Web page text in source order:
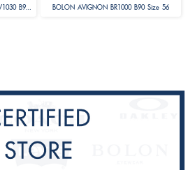
แว่นกันแดด BOLON INNSBRUCK BV1030 B90 Size 58 BOLON AVIGNON BR1000 B90 Size 56